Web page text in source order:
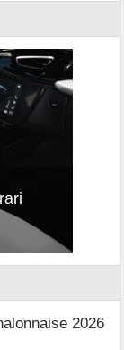
e-
2026